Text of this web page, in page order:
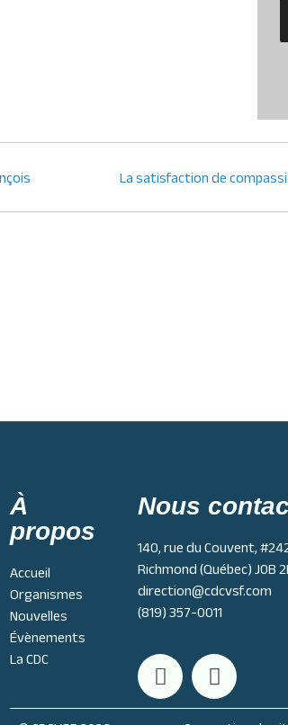
La satisfaction de
À
propos
Accueil
Organismes
Nouvelles
Évènements
La CDC
Nous
140, rue du Couvent,
Richmond (Québec) J0B
direction@cdcvsf.com
(819) 357-0011